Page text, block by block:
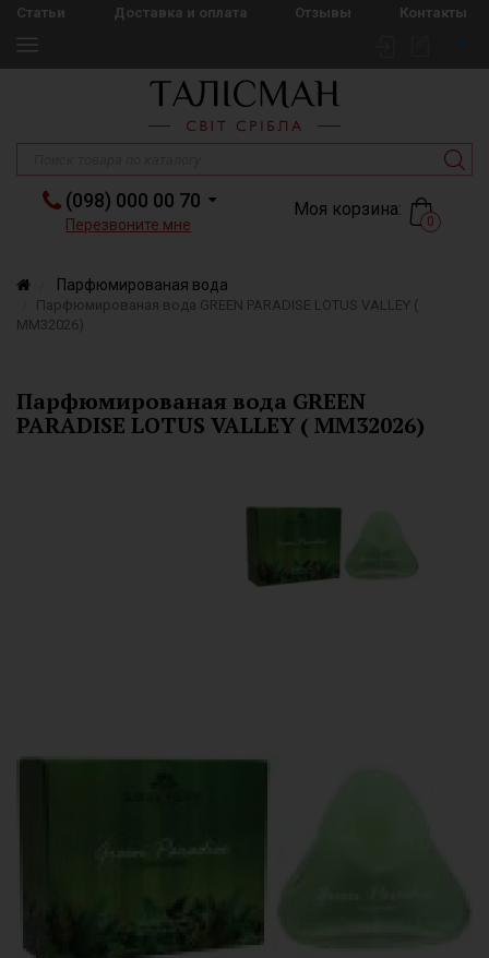
Статьи Доставка и оплата Отзывы Контакты
(098) 000 00 70
Перезвоните мне
Моя корзина:
0
Парфюмированая вода
Парфюмированая вода GREEN PARADISE LOTUS VALLEY (
MM32026)
Парфюмированая вода GREEN
PARADISE LOTUS VALLEY ( MM32026)